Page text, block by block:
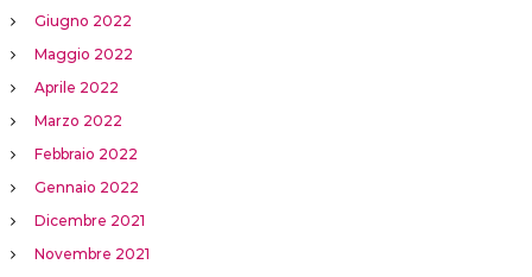
Giugno 2022
Maggio 2022
Aprile 2022
Marzo 2022
Febbraio 2022
Gennaio 2022
Dicembre 2021
Novembre 2021